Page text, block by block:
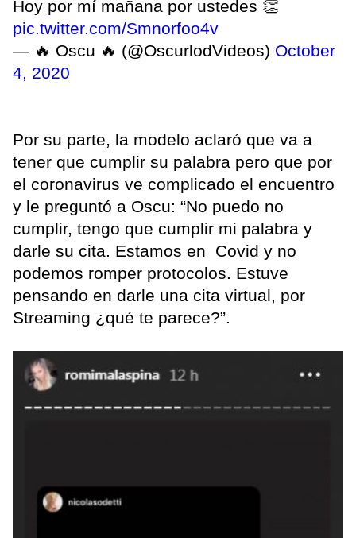
Hoy por mí mañana por ustedes 👏
pic.twitter.com/Smnorfoo4v
— 🔥 Oscu 🔥 (@OscurlodVideos) October
4, 2020
Por su parte, la modelo aclaró que va a
tener que cumplir su palabra pero que por
el coronavirus ve complicado el encuentro
y le preguntó a Oscu: “No puedo no
cumplir, tengo que cumplir mi palabra y
darle su cita. Estamos en Covid y no
podemos romper protocolos. Estuve
pensando en darle una cita virtual, por
Streaming ¿qué te parece?”.